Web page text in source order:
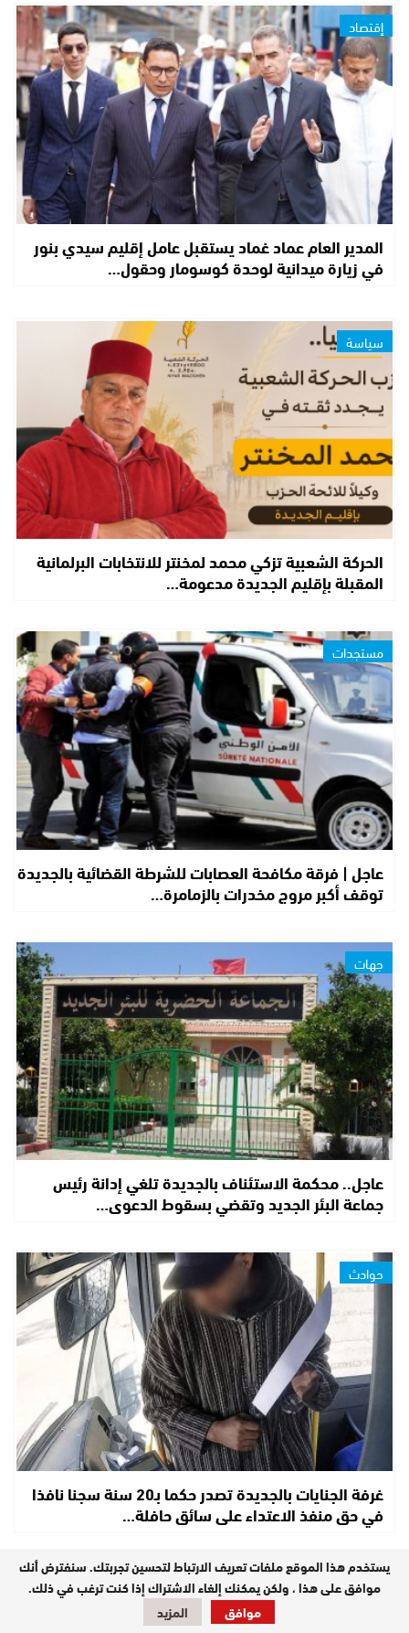
إقتصاد
المدير العام عماد غماد يستقبل عامل إقليم سيدي بنور
في زيارة ميدانية لوحدة كوسومار وحقول…
سياسة
الحركة الشعبية تزكي محمد لمخنتر للانتخابات البرلمانية
المقبلة بإقليم الجديدة مدعومة…
مستجدات
عاجل | فرقة مكافحة العصابات للشرطة القضائية بالجديدة
توقف أكبر مروج مخدرات بالزمامرة…
جهات
عاجل.. محكمة الاستئناف بالجديدة تلغي إدانة رئيس
جماعة البئر الجديد وتقضي بسقوط الدعوى…
حوادث
غرفة الجنايات بالجديدة تصدر حكما بـ20 سنة سجنا نافذا
في حق منفذ الاعتداء على سائق حافلة…
سياسة
يستخدم هذا الموقع ملفات تعريف الارتباط لتحسين تجربتك. سنفترض أنك
موافق على هذا ، ولكن يمكنك إلغاء الاشتراك إذا كنت ترغب في ذلك.
موافق
المزيد